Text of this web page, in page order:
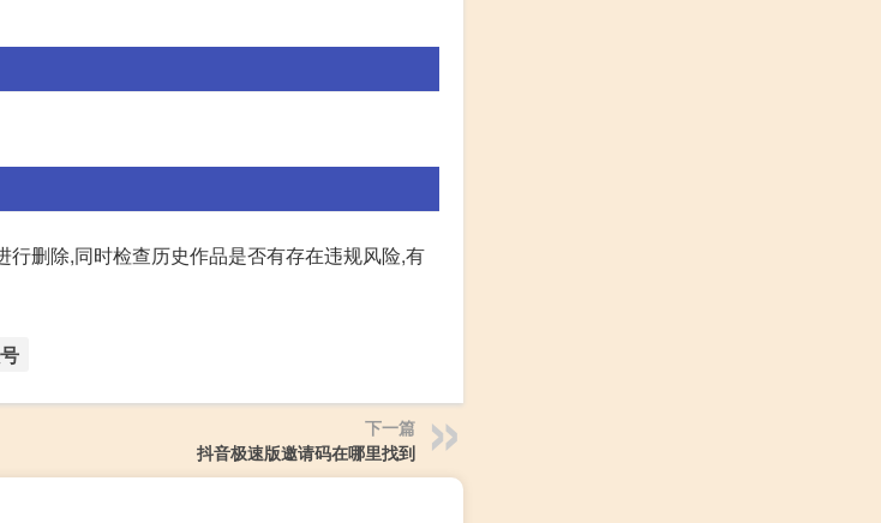
删除,同时检查历史作品是否有存在违规风险,有
下一篇
抖音极速版邀请码在哪里找到